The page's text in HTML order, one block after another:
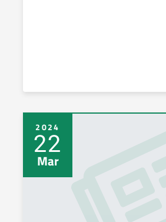
2024
22
Mar